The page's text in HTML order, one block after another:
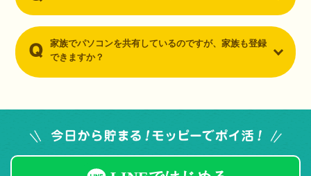
家族でパソコンを共有しているのですが、家族も登録
できますか？